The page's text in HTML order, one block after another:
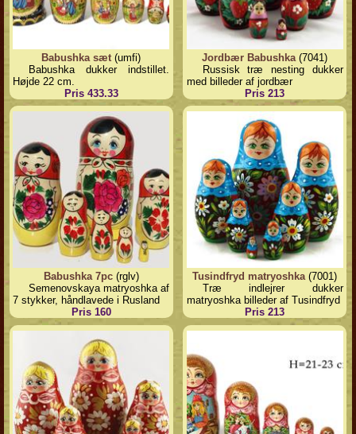
Babushka sæt (umfi)
Babushka dukker indstillet.
Højde 22 cm.
Pris 433.33
Jordbær Babushka (7041)
Russisk træ nesting dukker
med billeder af jordbær
Pris 213
Babushka 7pc(rglv)
Semenovskaya matryoshka af
7 stykker, håndlavede i Rusland
Pris 160
Tusindfryd matryoshka(7001)
Træ indlejrer dukker
matryoshka billeder af Tusindfryd
Pris 213